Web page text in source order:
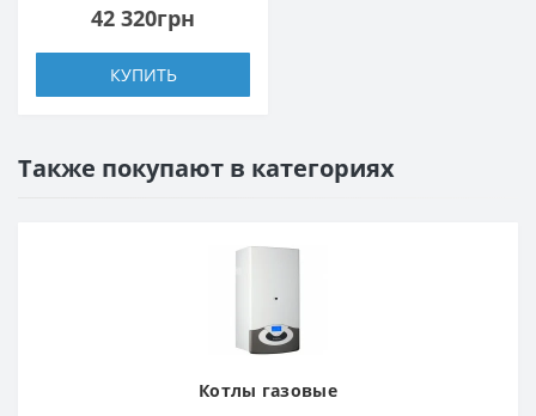
42 320грн
КУПИТЬ
Также покупают в категориях
Котлы газовые